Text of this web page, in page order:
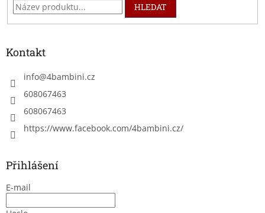
HLEDAT
Kontakt
info@4bambini.cz
608067463
608067463
https://www.facebook.com/4bambini.cz/
Přihlášení
E-mail